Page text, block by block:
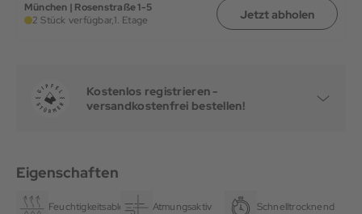
München | Rosenstraße 1-5
2 Stück verfügbar,1. Etage Jetzt abholen
Kostenlos registrieren -
versandkostenfrei bestellen!
Eigenschaften
Feuchtigkeitsableitend Atmungsaktiv Schnelltrocknend